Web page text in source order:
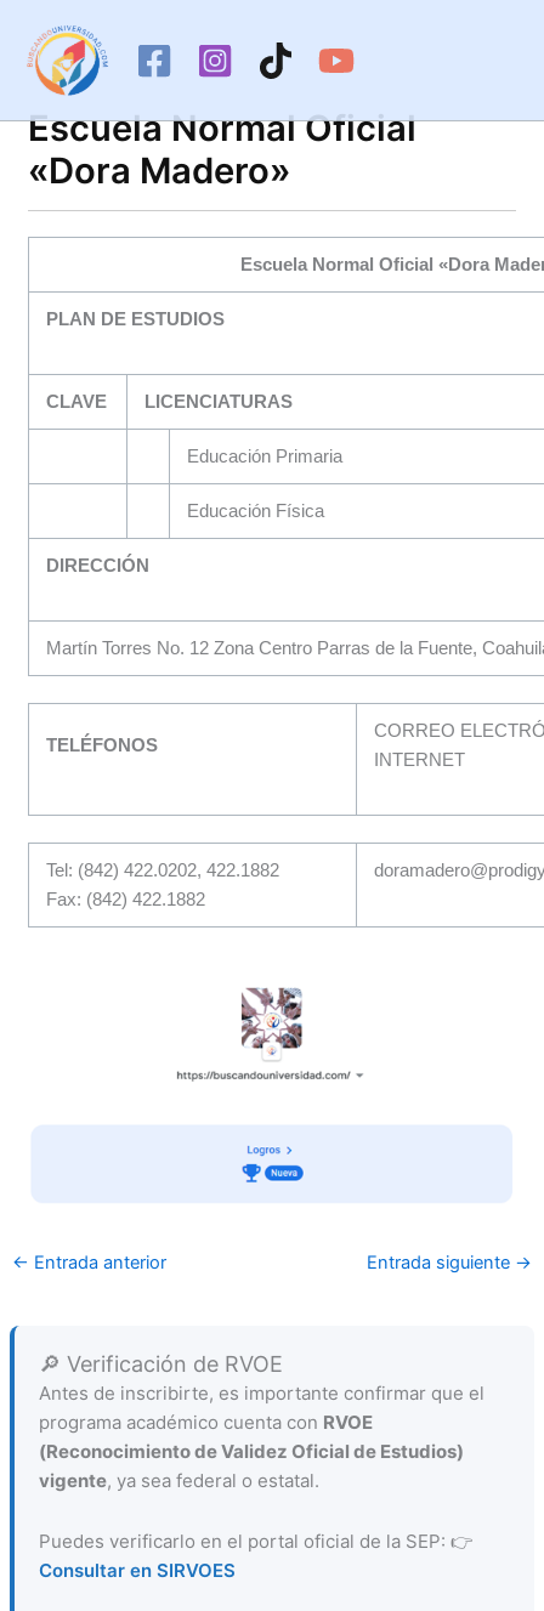
contenido
Escuela Normal Oficial
«Dora Madero»
Escuela Normal Oficial «Dora
PLAN DE ESTUDIOS
CLAVE LICENCIATURAS
Educación Primaria
Educación Física
DIRECCIÓN
Martín Torres No. 12 Zona Centro Parras de la Fuente,
TELÉFONOS
CORREO
INTERNET
Tel: (842) 422.0202, 422.1882
Fax: (842) 422.1882
← Entrada anterior Entrada siguiente →
🔎 Verificación de RVOE
Antes de inscribirte, es importante confirmar que el
programa académico cuenta con RVOE
(Reconocimiento de Validez Oficial de Estudios)
vigente, ya sea federal o estatal.
Puedes verificarlo en el portal oficial de la SEP: 👉
Consultar en SIRVOES